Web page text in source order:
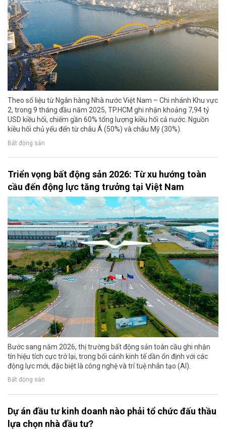
Theo số liệu từ Ngân hàng Nhà nước Việt Nam – Chi nhánh Khu vực
2, trong 9 tháng đầu năm 2025, TP.HCM ghi nhận khoảng 7,94 tỷ
USD kiều hối, chiếm gần 60% tổng lượng kiều hối cả nước. Nguồn
kiều hối chủ yếu đến từ châu Á (50%) và châu Mỹ (30%).
Bất động sản
Triển vọng bất động sản 2026: Từ xu hướng toàn
cầu đến động lực tăng trưởng tại Việt Nam
Bước sang năm 2026, thị trường bất động sản toàn cầu ghi nhận
tín hiệu tích cực trở lại, trong bối cảnh kinh tế dần ổn định với các
động lực mới, đặc biệt là công nghệ và trí tuệ nhân tạo (AI).
Bất động sản
Dự án đầu tư kinh doanh nào phải tổ chức đấu thầu
lựa chọn nhà đầu tư?